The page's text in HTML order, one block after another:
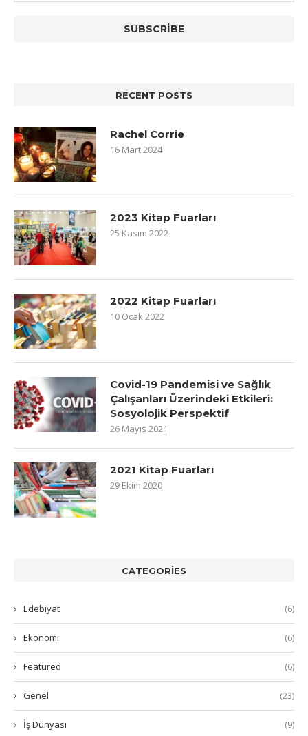
RECENT POSTS
Rachel Corrie
16 Mart 2024
2023 Kitap Fuarları
25 Kasım 2022
2022 Kitap Fuarları
10 Ocak 2022
Covid-19 Pandemisi ve Sağlık
Çalışanları Üzerindeki Etkileri:
Sosyolojik Perspektif
26 Mayıs 2021
2021 Kitap Fuarları
29 Ekim 2020
CATEGORIES
Edebiyat (6)
Ekonomi (6)
Featured (6)
Genel (23)
İş Dünyası (9)